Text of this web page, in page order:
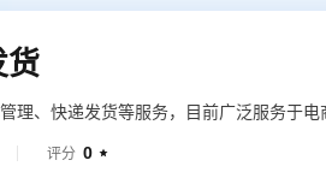
货
理、快递发货等服务，目前广泛服务于电
评分 0 